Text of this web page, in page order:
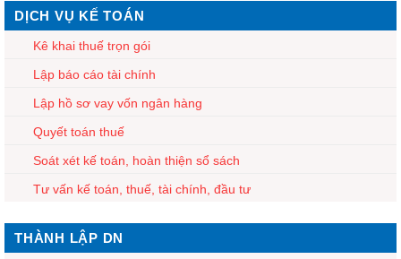
DỊCH VỤ KẾ TOÁN
Kê khai thuế trọn gói
Lập báo cáo tài chính
Lập hồ sơ vay vốn ngân hàng
Quyết toán thuế
Soát xét kế toán, hoàn thiện sổ sách
Tư vấn kế toán, thuế, tài chính, đầu tư
THÀNH LẬP DN